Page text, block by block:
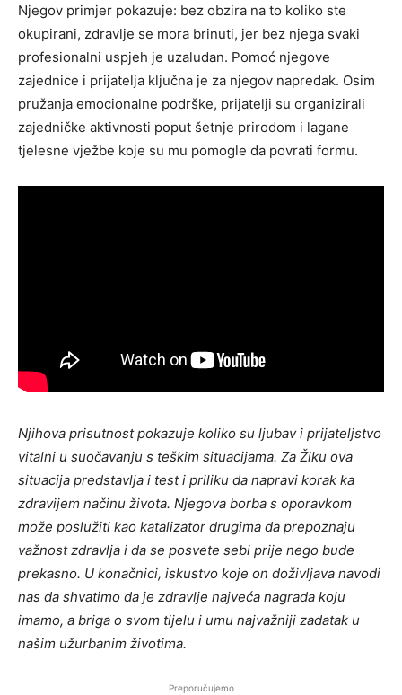
Njegov primjer pokazuje: bez obzira na to koliko ste
okupirani, zdravlje se mora brinuti, jer bez njega svaki
profesionalni uspjeh je uzaludan. Pomoć njegove
zajednice i prijatelja ključna je za njegov napredak. Osim
pružanja emocionalne podrške, prijatelji su organizirali
zajedničke aktivnosti poput šetnje prirodom i lagane
tjelesne vježbe koje su mu pomogle da povrati formu.
Njihova prisutnost pokazuje koliko su ljubav i prijateljstvo
vitalni u suočavanju s teškim situacijama. Za Žiku ova
situacija predstavlja i test i priliku da napravi korak ka
zdravijem načinu života. Njegova borba s oporavkom
može poslužiti kao katalizator drugima da prepoznaju
važnost zdravlja i da se posvete sebi prije nego bude
prekasno. U konačnici, iskustvo koje on doživljava navodi
nas da shvatimo da je zdravlje najveća nagrada koju
imamo, a briga o svom tijelu i umu najvažniji zadatak u
našim užurbanim životima.
Preporučujemo